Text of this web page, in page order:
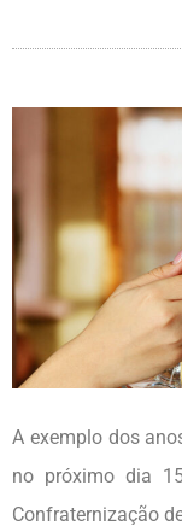
A exemplo dos
no próximo dia
Confraternização